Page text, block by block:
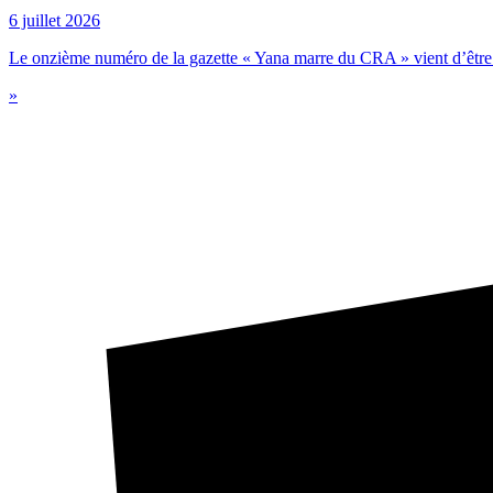
6 juillet 2026
Le onzième numéro de la gazette « Yana marre du CRA » vient
»